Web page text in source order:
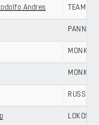
Andres TEAM
PANNON
MONKEY
MONKEY
RUSSIAN